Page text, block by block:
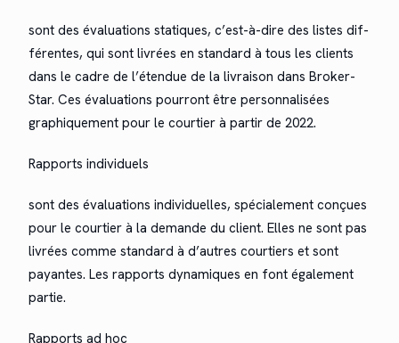
sont des éval­u­a­tions sta­tiques, c’est-à-dire des listes dif­
férentes, qui sont livrées en stan­dard à tous les clients
dans le cadre de l’é­ten­due de la livrai­son dans Bro­ker­
Star. Ces éval­u­a­tions pour­ront être per­son­nal­isées
graphique­ment pour le courtier à par­tir de 2022.
Rap­ports indi­vidu­els
sont des éval­u­a­tions indi­vidu­elles, spé­ciale­ment conçues
pour le courtier à la demande du client. Elles ne sont pas
livrées comme stan­dard à d’autres courtiers et sont
payantes. Les rap­ports dynamiques en font égale­ment
partie.
Rap­ports ad hoc